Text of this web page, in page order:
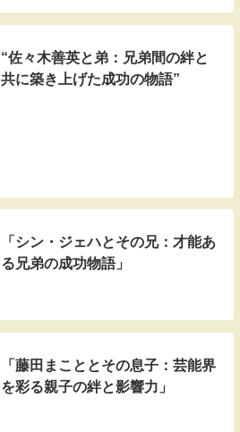
“佐々木善英と弟：兄弟間の絆と
共に築き上げた成功の物語”
「シン・ジェハとその兄：才能あ
る兄弟の成功物語」
「藤田まこととその息子：芸能界
を彩る親子の絆と影響力」